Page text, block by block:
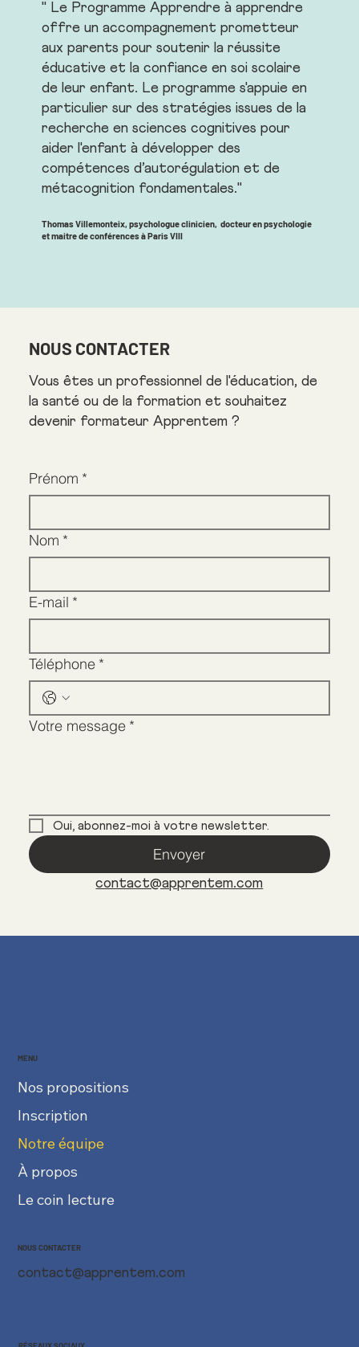
" Le Programme Apprendre à apprendre
offre un accompagnement prometteur
aux parents pour soutenir la réussite
éducative et la confiance en soi scolaire
de leur enfant. Le programme s'appuie en
particulier sur des stratégies issues de la
recherche en sciences cognitives pour
aider l'enfant à développer des
compétences d’autorégulation et de
métacognition fondamentales."
Thomas Villemonteix, psychologue clinicien, docteur en psychologie
et maitre de conférences à Paris VIII
NOUS CONTACTER
Vous êtes un professionnel de l'éducation, de
la santé ou de la formation et souhaitez
devenir formateur Apprentem ?
Prénom *
Nom *
E-mail *
Téléphone *
Votre message *
Oui, abonnez-moi à votre newsletter.
Envoyer
contact@apprentem.com
MENU
Nos propositions
Inscription
Notre équipe
À propos
Le coin lecture
NOUS CONTACTER
contact@apprentem.com